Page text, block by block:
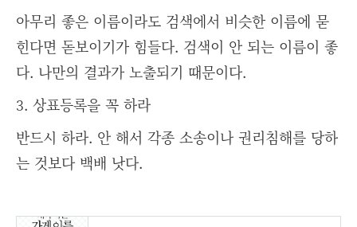
아무리 좋은 이름이라도 검색에서 비슷한 이름에 묻
힌다면 돋보이기가 힘들다. 검색이 안 되는 이름이 좋
다. 나만의 결과가 노출되기 때문이다.
3. 상표등록을 꼭 하라
반드시 하라. 안 해서 각종 소송이나 권리침해를 당하
는 것보다 백배 낫다.